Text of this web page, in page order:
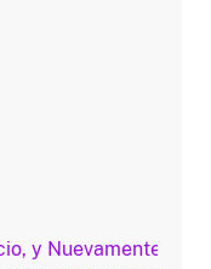
y Nuevamente